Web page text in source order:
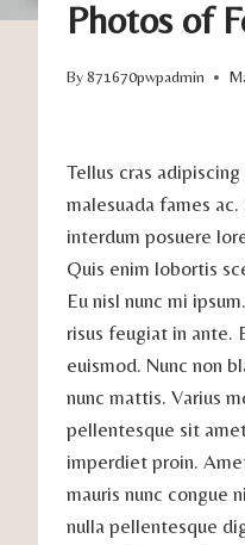
Photos of
By871670pwpadmin
Tellus cras
malesuada fames
interdum posuere
Quis enim lobortis
Eu nisl nunc mi
risus feugiat in ante.
euismod. Nunc non
nunc mattis. Varius
pellentesque sit
imperdiet proin.
mauris nunc congue
nulla pellentesque